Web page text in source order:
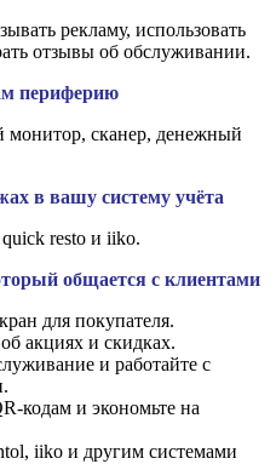
рекламу, использовать
отзывы об обслуживании.
периферию
сканер, денежный
в вашу систему учёта
resto и iiko.
общается с клиентами
для покупателя.
акциях и скидках.
и работайте с
кодам и экономьте на
iiko и другим системами